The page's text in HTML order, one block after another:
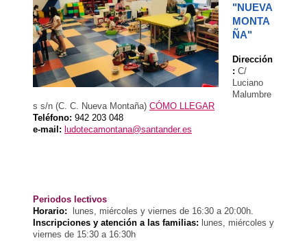
"NUEVA
MONTA
ÑA"
Dirección
: C/
Luciano
Malumbre
s s/n (C. C. Nueva Montaña) CÓMO LLEGAR
Teléfono: 942 203 048
e-mail: ludotecamontana@santander.es
Periodos lectivos
Horario:
lunes, miércoles y viernes de 16:30 a 20:00h.
Inscripciones y atención a las familias: lunes, miércoles y
viernes de 15:30 a 16:30h